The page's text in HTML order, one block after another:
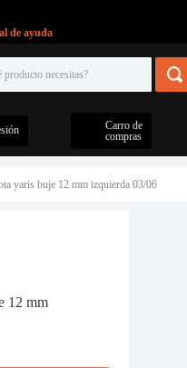
de ayuda
sesión
Carro de
compras
yaris buje 12 mm izquierda 03/06
12 mm